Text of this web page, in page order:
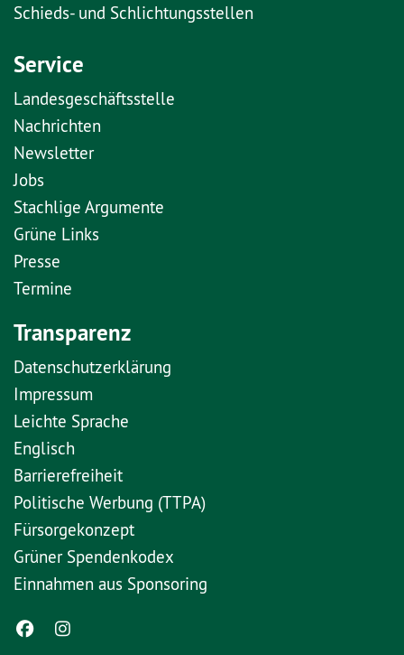
Schieds- und Schlichtungsstellen
Service
Landesgeschäftsstelle
Nachrichten
Newsletter
Jobs
Stachlige Argumente
Grüne Links
Presse
Termine
Transparenz
Datenschutzerklärung
Impressum
Leichte Sprache
Englisch
Barrierefreiheit
Politische Werbung (TTPA)
Fürsorgekonzept
Grüner Spendenkodex
Einnahmen aus Sponsoring